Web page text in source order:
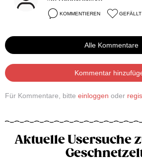
KOMMENTIEREN
Alle Kommentare
Kommentar
Für Kommentare, bitte einloggen oder
Aktuelle Usersuche